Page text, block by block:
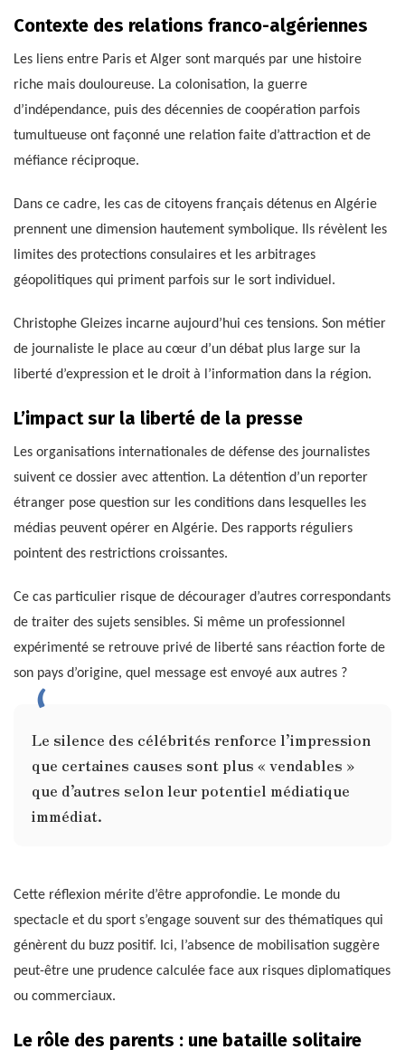
Contexte des relations franco-algériennes
Les liens entre Paris et Alger sont marqués par une histoire
riche mais douloureuse. La colonisation, la guerre
d’indépendance, puis des décennies de coopération parfois
tumultueuse ont façonné une relation faite d’attraction et de
méfiance réciproque.
Dans ce cadre, les cas de citoyens français détenus en Algérie
prennent une dimension hautement symbolique. Ils révèlent les
limites des protections consulaires et les arbitrages
géopolitiques qui priment parfois sur le sort individuel.
Christophe Gleizes incarne aujourd’hui ces tensions. Son métier
de journaliste le place au cœur d’un débat plus large sur la
liberté d’expression et le droit à l’information dans la région.
L’impact sur la liberté de la presse
Les organisations internationales de défense des journalistes
suivent ce dossier avec attention. La détention d’un reporter
étranger pose question sur les conditions dans lesquelles les
médias peuvent opérer en Algérie. Des rapports réguliers
pointent des restrictions croissantes.
Ce cas particulier risque de décourager d’autres correspondants
de traiter des sujets sensibles. Si même un professionnel
expérimenté se retrouve privé de liberté sans réaction forte de
son pays d’origine, quel message est envoyé aux autres ?
Le silence des célébrités renforce l’impression
que certaines causes sont plus « vendables »
que d’autres selon leur potentiel médiatique
immédiat.
Cette réflexion mérite d’être approfondie. Le monde du
spectacle et du sport s’engage souvent sur des thématiques qui
génèrent du buzz positif. Ici, l’absence de mobilisation suggère
peut-être une prudence calculée face aux risques diplomatiques
ou commerciaux.
Le rôle des parents : une bataille solitaire